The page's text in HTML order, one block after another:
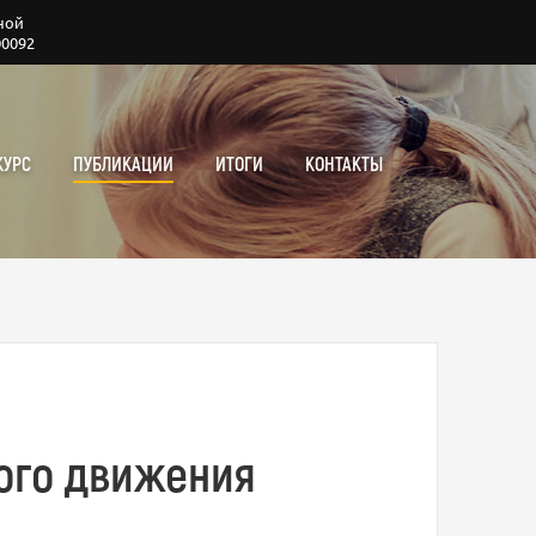
ПУБЛИКАЦИИ ИТОГИ КОНТАКТЫ
движения